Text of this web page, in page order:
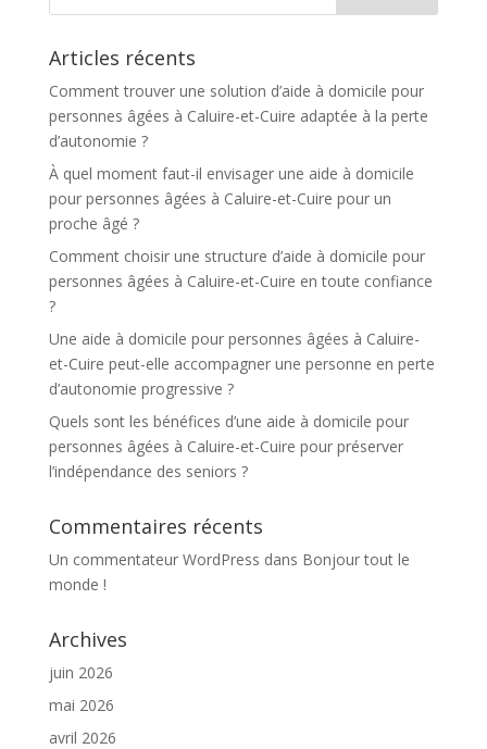
Articles récents
Comment trouver une solution d’aide à domicile pour
personnes âgées à Caluire-et-Cuire adaptée à la perte
d’autonomie ?
À quel moment faut-il envisager une aide à domicile
pour personnes âgées à Caluire-et-Cuire pour un
proche âgé ?
Comment choisir une structure d’aide à domicile pour
personnes âgées à Caluire-et-Cuire en toute confiance
?
Une aide à domicile pour personnes âgées à Caluire-
et-Cuire peut-elle accompagner une personne en perte
d’autonomie progressive ?
Quels sont les bénéfices d’une aide à domicile pour
personnes âgées à Caluire-et-Cuire pour préserver
l’indépendance des seniors ?
Commentaires récents
Un commentateur WordPress dans Bonjour tout le
monde !
Archives
juin 2026
mai 2026
avril 2026